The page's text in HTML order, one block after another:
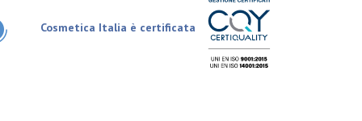
Cosmetica Italia è certificata